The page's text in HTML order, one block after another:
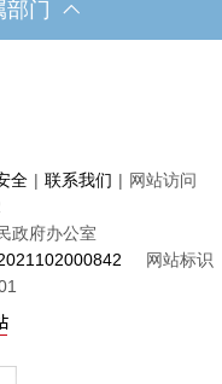
部门
全 | 联系我们 | 网站访问
政府办公室
网站标识